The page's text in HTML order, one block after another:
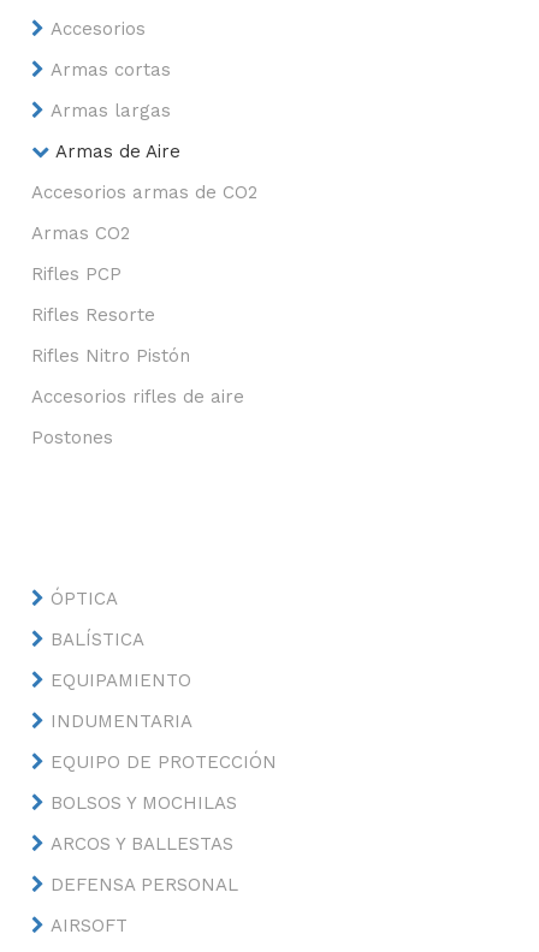
Accesorios
Armas cortas
Armas largas
Armas de Aire
Accesorios armas de CO2
Armas CO2
Rifles PCP
Rifles Resorte
Rifles Nitro Pistón
Accesorios rifles de aire
Postones
ÓPTICA
BALÍSTICA
EQUIPAMIENTO
INDUMENTARIA
EQUIPO DE PROTECCIÓN
BOLSOS Y MOCHILAS
ARCOS Y BALLESTAS
DEFENSA PERSONAL
AIRSOFT